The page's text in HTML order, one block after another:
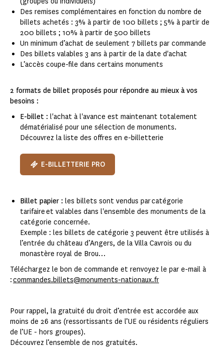
Des remises complémentaires en fonction du nombre de
billets achetés : 3% à partir de 100 billets ; 5% à partir de
200 billets ; 10% à partir de 500 billets
Un minimum d’achat de seulement 7 billets par commande​
Des billets valables 3 ans à partir de la date d'achat
L’accès coupe-file dans certains monuments​
2 formats de billet proposés pour répondre au mieux à vos
besoins :
E-billet : l'achat à l'avance est maintenant totalement
dématérialisé pour une sélection de monuments.
Découvrez la liste des offres en e-billetterie
E-BILLETTERIE PRO
Billet papier : les billets sont vendus par catégorie
tarifaire et valables dans l'ensemble des monuments de la
catégorie concernée.
Exemple : les billets de catégorie 3 peuvent être utilisés à
l’entrée du château d’Angers, de la Villa Cavrois ou du
monastère royal de Brou…
Téléchargez le bon de commande et renvoyez le par e-mail à
:commandes.billets@monuments-nationaux.fr
Pour rappel, la gratuité du droit d’entrée est accordée aux
moins de 26 ans (ressortissants de l’UE ou résidents réguliers
de l’UE - hors groupes).
Découvrez l’ensemble de nos gratuités.